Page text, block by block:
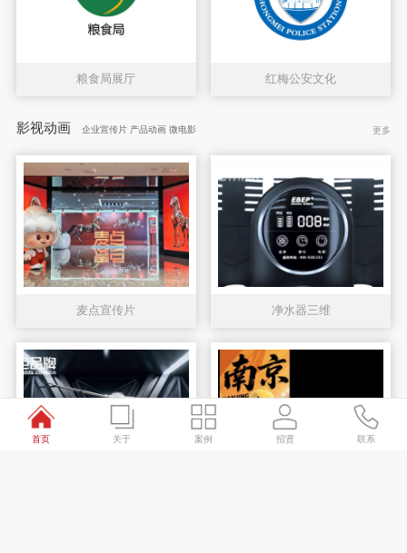
首页 关于 案例 招贤 联系
粮食局展厅 红梅公安文化
影视动画 企业宣传片 产品动画 微电影 更多
麦点宣传片 净水器三维